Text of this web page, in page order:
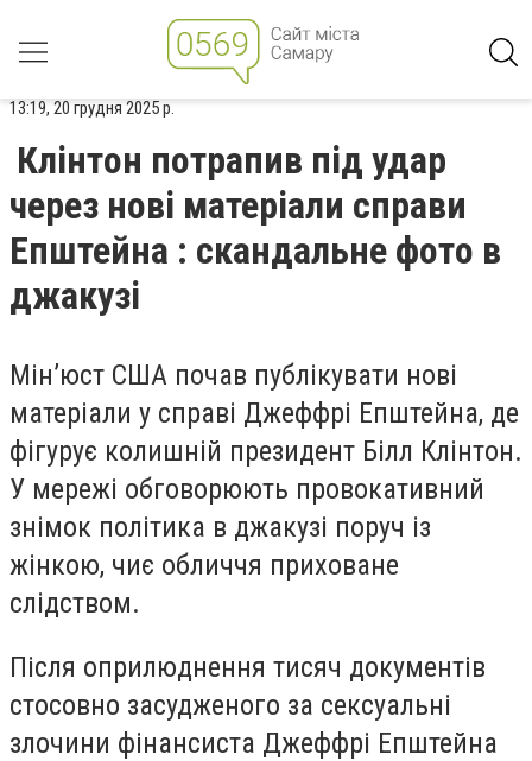
13:19, 20 грудня 2025 р.
Клінтон потрапив під удар
через нові матеріали справи
Епштейна : скандальне фото в
джакузі
Мін’юст США почав публікувати нові
матеріали у справі Джеффрі Епштейна, де
фігурує колишній президент Білл Клінтон.
У мережі обговорюють провокативний
знімок політика в джакузі поруч із
жінкою, чиє обличчя приховане
слідством.
Після оприлюднення тисяч документів
стосовно засудженого за сексуальні
злочини фінансиста Джеффрі Епштейна